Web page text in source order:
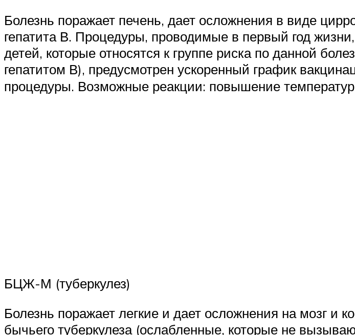
Болезнь поражает печень, дает осложнения в виде
гепатита В. Процедуры, проводимые в первый год
детей, которые относятся к группе риска по данной
гепатитом В), предусмотрен ускоренный график
процедуры. Возможные реакции: повышение
БЦЖ-М (туберкулез)
Болезнь поражает легкие и дает осложнения на мозг и
бычьего туберкулеза (ослабленные, которые не